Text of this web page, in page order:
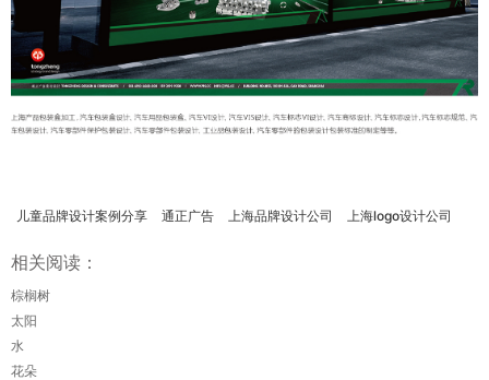
儿童品牌设计案例分享 通正广告 上海品牌设计公司 上海logo设计公司
相关阅读：
棕榈树
太阳
水
花朵